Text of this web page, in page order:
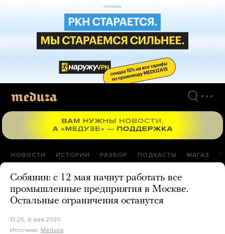
НОВОСТИ ИСТОРИИ РАЗБОР ПОДКАСТЫ МАГАЗ
Собянин: с 12 мая начнут работать все
промышленные предприятия в Москве.
Остальные ограничения останутся
13:26, 6 мая 2020
Источник: Meduza